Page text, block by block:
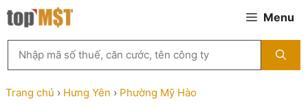
Chuyển
đến
Menu
kiếm
MST
theo
tên
Trang chủ › Hưng Yên › Phường Mỹ Hào